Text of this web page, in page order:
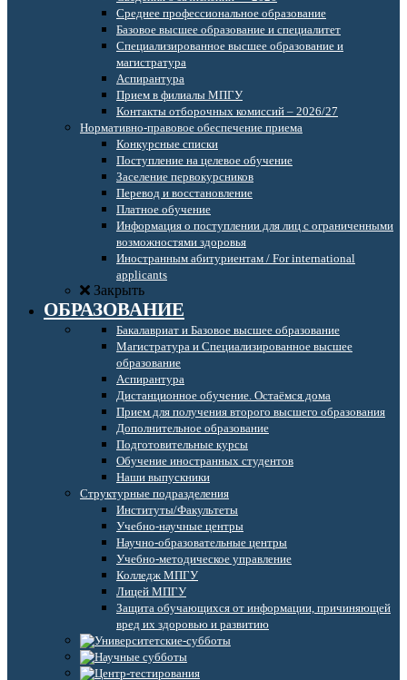
Среднее профессиональное образование
Базовое высшее образование и специалитет
Специализированное высшее образование и
магистратура
Аспирантура
Прием в филиалы МПГУ
Контакты отборочных комиссий – 2026/27
Нормативно-правовое обеспечение приема
Конкурсные списки
Поступление на целевое обучение
Заселение первокурсников
Перевод и восстановление
Платное обучение
Информация о поступлении для лиц с ограниченными
возможностями здоровья
Иностранным абитуриентам / For international
applicants
Закрыть
ОБРАЗОВАНИЕ
Бакалавриат и Базовое высшее образование
Магистратура и Специализированное высшее
образование
Аспирантура
Дистанционное обучение. Остаёмся дома
Прием для получения второго высшего образования
Дополнительное образование
Подготовительные курсы
Обучение иностранных студентов
Наши выпускники
Структурные подразделения
Институты/Факультеты
Учебно-научные центры
Научно-образовательные центры
Учебно-методическое управление
Колледж МПГУ
Лицей МПГУ
Защита обучающихся от информации, причиняющей
вред их здоровью и развитию